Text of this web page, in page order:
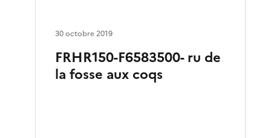
FRHR150-F6583500- ru de
la fosse aux coqs
30 octobre 2019